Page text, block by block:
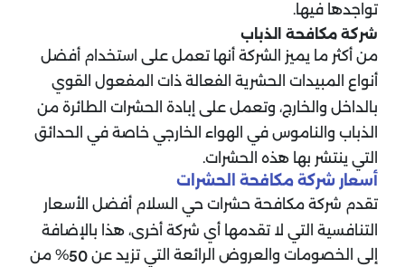
تواجدها فيها.
شركة مكافحة الذباب
من أكثر ما يميز الشركة أنها تعمل على استخدام أفضل
أنواع المبيدات الحشرية الفعالة ذات المفعول القوي
بالداخل والخارج، وتعمل على إبادة الحشرات الطائرة من
الذباب والناموس في الهواء الخارجي خاصة في الحدائق
التي ينتشر بها هذه الحشرات.
أسعار شركة مكافحة الحشرات
تقدم شركة مكافحة حشرات حي السلام أفضل الأسعار
التنافسية التي لا تقدمها أي شركة أخرى، هذا بالإضافة
إلى الخصومات والعروض الرائعة التي تزيد عن 50% من